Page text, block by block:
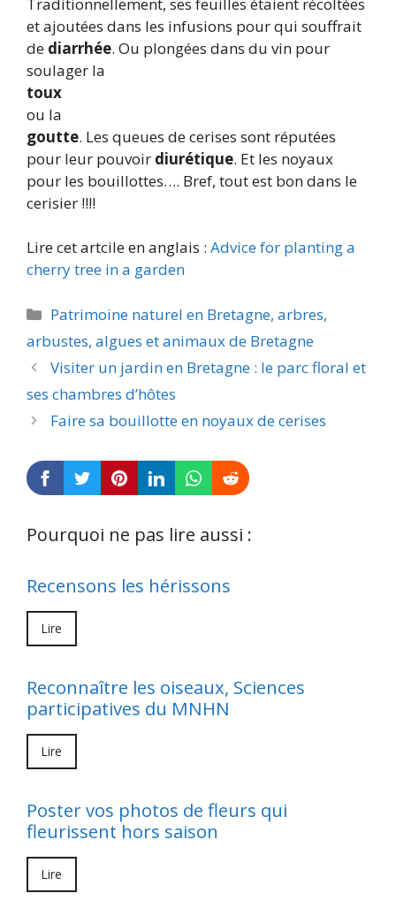
et ajoutées dans les infusions pour qui souffrait
de diarrhée. Ou plongées dans du vin pour
soulager la
toux
ou la
goutte. Les queues de cerises sont réputées
pour leur pouvoir diurétique. Et les noyaux
pour les bouillottes…. Bref, tout est bon dans le
cerisier !!!!
Lire cet artcile en anglais : Advice for planting a
cherry tree in a garden
Catégories
Patrimoine naturel en Bretagne, arbres,
arbustes, algues et animaux de Bretagne
Visiter un jardin en Bretagne : le parc floral et
ses chambres d’hôtes
Faire sa bouillotte en noyaux de cerises
Pourquoi ne pas lire aussi :
Recensons les hérissons
Lire
Reconnaître les oiseaux, Sciences
participatives du MNHN
Lire
Poster vos photos de fleurs qui
fleurissent hors saison
Lire